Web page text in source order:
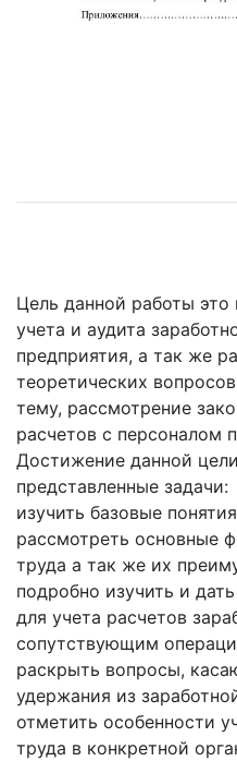
Цель данной работы это
учета и аудита
предприятия, а так же
теоретических
тему, рассмотрение
расчетов с персоналом
Достижение данной
представленные задачи:
изучить базовые
рассмотреть основные
труда а так же их
подробно изучить и
для учета расчетов
сопутствующим
раскрыть вопросы,
удержания из
отметить особенности
труда в конкретной